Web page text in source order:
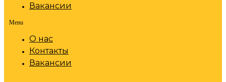
Вакансии
Menu
О нас
Контакты
Вакансии